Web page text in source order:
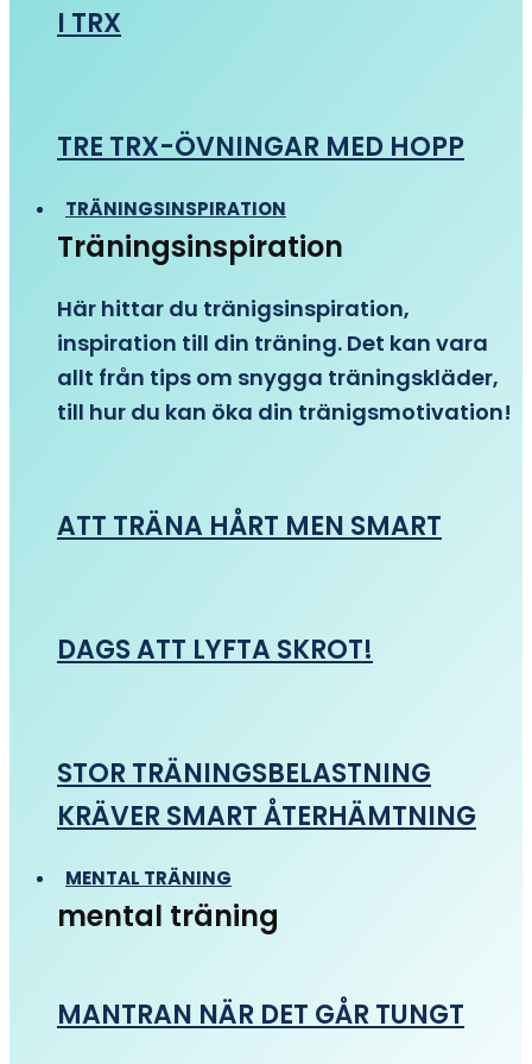
I TRX
TRE TRX-ÖVNINGAR MED HOPP
TRÄNINGSINSPIRATION
Träningsinspiration
Här hittar du tränigsinspiration,
inspiration till din träning. Det kan vara
allt från tips om snygga träningskläder,
till hur du kan öka din tränigsmotivation!
ATT TRÄNA HÅRT MEN SMART
DAGS ATT LYFTA SKROT!
STOR TRÄNINGSBELASTNING
KRÄVER SMART ÅTERHÄMTNING
MENTAL TRÄNING
mental träning
MANTRAN NÄR DET GÅR TUNGT